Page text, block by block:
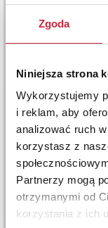
Zgoda
Niniejsza strona
Wykorzystujemy
i reklam, aby
analizować ruch
korzystasz z
Partnerzy mogą
otrzymanymi od
korzystania z ich